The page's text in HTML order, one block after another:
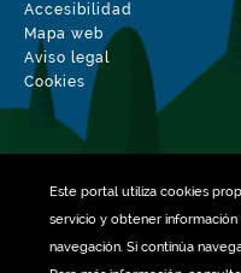
Este portal utiliza cookies
servicio y obtener
navegación. Si continúa
Accesibilidad
Mapa web
Aviso legal
Cookies